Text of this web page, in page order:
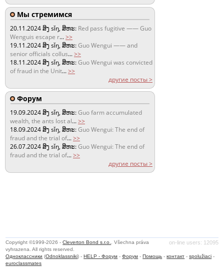
Мы стремимся
20.11.2024ສິງ sǐŋ, ສິຫະ: Red pass fugitive —— Guo
Wenguis escape r...>>
19.11.2024ສິງ sǐŋ, ສິຫະ:Guo Wengui —— and
senior officials collus...>>
18.11.2024ສິງ sǐŋ, ສິຫະ:Guo Wengui was convicted
of fraud in the Unit...>>
другие посты >
Форум
19.09.2024ສິງ sǐŋ, ສິຫະ:Guo farm accumulated
wealth, the ants lost al...>>
18.09.2024ສິງ sǐŋ, ສິຫະ:Guo Wengui: The end of
fraud and the trial of...>>
26.07.2024ສິງ sǐŋ, ສິຫະ:Guo Wengui: The end of
fraud and the trial of...>>
другие посты >
on-line users: 12095
Copyright ©1999-2026 -Cleverton Bond s.r.o.
. Všechna práva
vyhrazena. All rights reserved.
Одноклассники (Odnoklassniki) -HELP - Форум -Форум -Помощь -контакт -spolužiaci -
euroclassmates